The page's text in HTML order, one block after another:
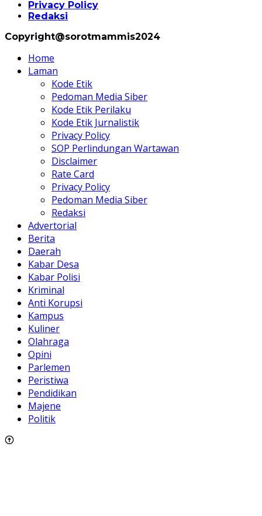
Privacy Policy
Redaksi
Copyright@sorotmammis2024
Home
Laman
Kode Etik
Pedoman Media Siber
Kode Etik Perilaku
Kode Etik Jurnalistik
Privacy Policy
SOP Perlindungan Wartawan
Disclaimer
Rate Card
Privacy Policy
Pedoman Media Siber
Redaksi
Advertorial
Berita
Daerah
Kabar Desa
Kabar Polisi
Kriminal
Anti Korupsi
Kampus
Kuliner
Olahraga
Opini
Parlemen
Peristiwa
Pendidikan
Majene
Politik